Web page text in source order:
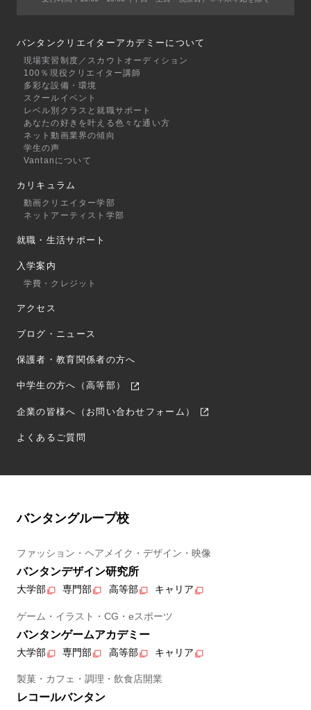
バンタンクリエイターアカデミーについて
現場実習制度／スカウトオーディション
100％現役クリエイター講師
多彩な設備・環境
スクールイベント
レベル別クラスと就職サポート
あなたの好きを叶える⾊々な通い⽅
ネット動画業界の傾向
学生の声
Vantanについて
カリキュラム
動画クリエイター学部
ネットアーティスト学部
就職・生活サポート
入学案内
学費・クレジット
アクセス
ブログ・ニュース
保護者・教育関係者の方へ
中学生の方へ（高等部）
企業の皆様へ（お問い合わせフォーム）
よくあるご質問
バンタングループ校
ファッション・ヘアメイク・デザイン・映像
バンタンデザイン研究所
大学部 専門部 高等部 キャリア
ゲーム・イラスト・CG・eスポーツ
バンタンゲームアカデミー
大学部 専門部 高等部 キャリア
製菓・カフェ・調理・飲食店開業
レコールバンタン